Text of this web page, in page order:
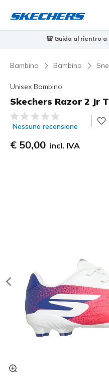
🎒 Guida al rientro a
Bambino Bambino
Unisex Bambino
Skechers Razor 2 Jr
Valutazione cliente 3,5 su 5
Nessuna recensione
€ 50,00 incl. IVA